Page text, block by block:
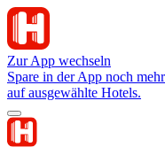
Zur App wechseln
Spare in der App noch
auf ausgewählte Hotels.